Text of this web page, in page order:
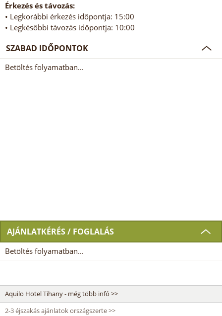
Érkezés és távozás:
• Legkorábbi érkezés időpontja: 15:00
• Legkésőbbi távozás időpontja: 10:00
SZABAD IDŐPONTOK
Betöltés folyamatban...
AJÁNLATKÉRÉS / FOGLALÁS
Betöltés folyamatban...
Aquilo Hotel Tihany - még több infó >>
2-3 éjszakás ajánlatok országszerte >>